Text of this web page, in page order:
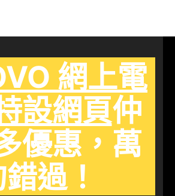
網上電
設網頁仲
優惠，萬
過！